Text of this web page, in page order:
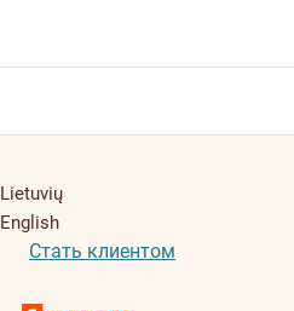
Lietuvių
English
Стать клиентом